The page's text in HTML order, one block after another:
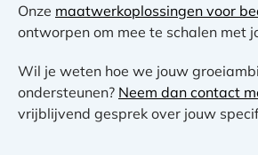
Onze maatwerkoplossingen voor
ontworpen om mee te schalen met
Wil je weten hoe we jouw
ondersteunen? Neem dan contact
vrijblijvend gesprek over jouw